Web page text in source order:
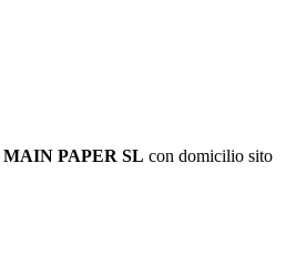
MAIN PAPER SL con domicilio sito